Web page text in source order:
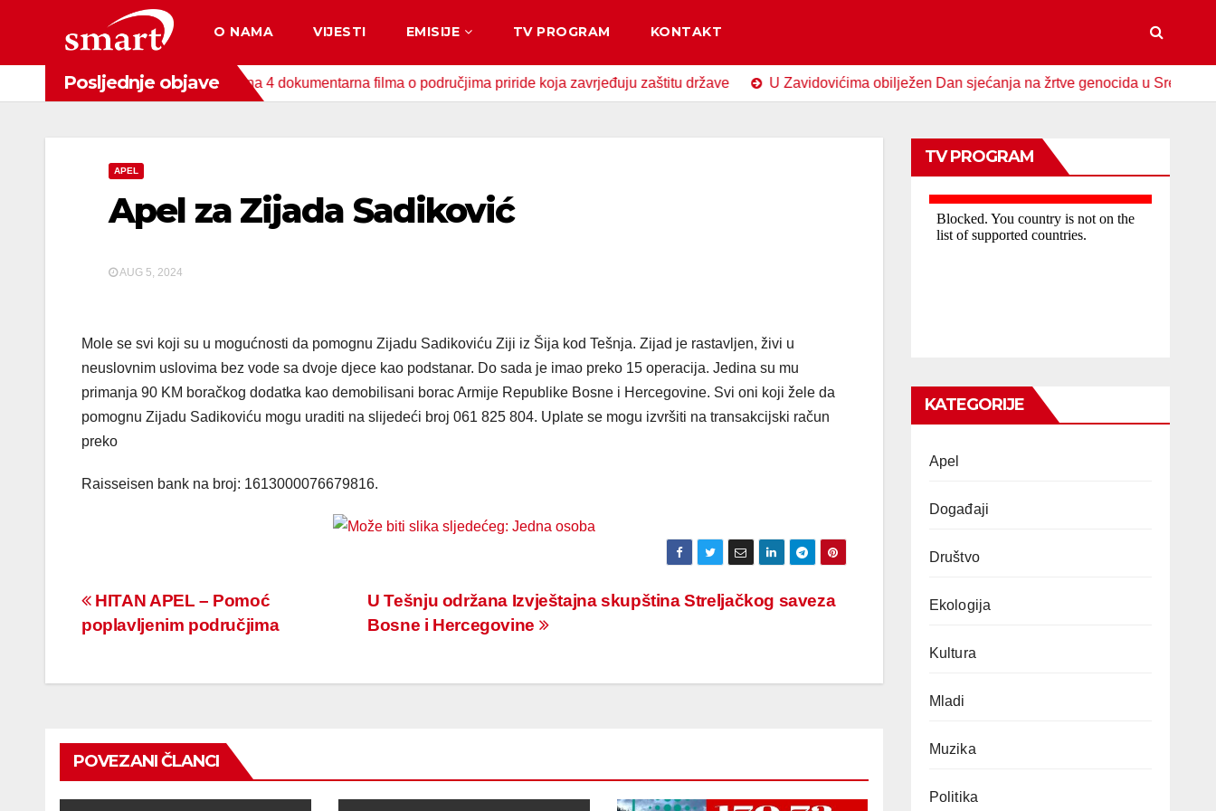
content
O NAMA VIJESTI EMISIJE TV PROGRAM KONTAKT
Posljednje objave
za zaštitu okoliša snimljena 4 dokumentarna filma o područjima priride koja zavrjeđuju zaštitu države U Zavidovićima obilježen Dan sjećanja na žrtve genocida u Srebrenici
APEL
Apel za Zijada Sadiković
AUG 5, 2024
Mole se svi koji su u mogućnosti da pomognu Zijadu Sadikoviću Ziji iz Šija kod Tešnja. Zijad je rastavljen, živi u
neuslovnim uslovima bez vode sa dvoje djece kao podstanar. Do sada je imao preko 15 operacija. Jedina su mu
primanja 90 KM boračkog dodatka kao demobilisani borac Armije Republike Bosne i Hercegovine. Svi oni koji žele da
pomognu Zijadu Sadikoviću mogu uraditi na slijedeći broj 061 825 804. Uplate se mogu izvršiti na transakcijski račun
preko
Raisseisen bank na broj: 1613000076679816.
Navigacija
članaka
U Tešnju održana Izvještajna skupština Streljačkog saveza
Bosne i Hercegovine
HITAN APEL – Pomoć
poplavljenim područjima
POVEZANI ČLANCI
TV PROGRAM
KATEGORIJE
Apel
Događaji
Društvo
Ekologija
Kultura
Mladi
Muzika
Politika